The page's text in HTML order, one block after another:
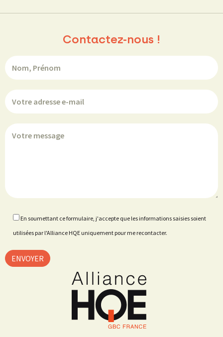
Contactez-nous !
En soumettant ce formulaire, j'accepte que les informations saisies soient
utilisées par l'Alliance HQE uniquement pour me recontacter.